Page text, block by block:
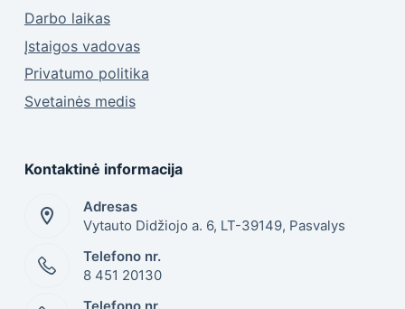
Darbo laikas
Įstaigos vadovas
Privatumo politika
Svetainės medis
Kontaktinė informacija
Adresas
Vytauto Didžiojo a. 6, LT-39149, Pasvalys
Telefono nr.
8 451 20130
Telefono nr.